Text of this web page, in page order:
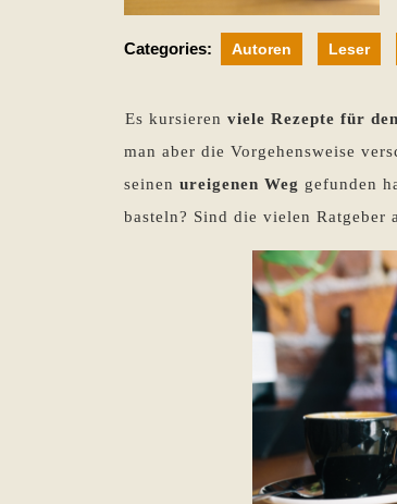
Categories: Autoren Leser
Es kursieren viele Rezepte für
man aber die Vorgehensweise
seinen ureigenen Weg gefunden
basteln? Sind die vielen Ratgeber